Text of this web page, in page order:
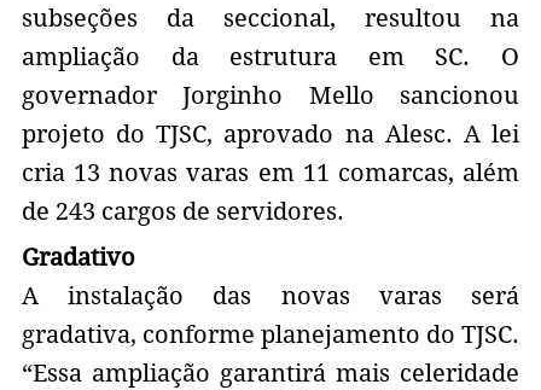
subseções da seccional, resultou na
ampliação da estrutura em SC. O
governador Jorginho Mello sancionou
projeto do TJSC, aprovado na Alesc. A lei
cria 13 novas varas em 11 comarcas, além
de 243 cargos de servidores.
Gradativo
A instalação das novas varas será
gradativa, conforme planejamento do TJSC.
“Essa ampliação garantirá mais celeridade